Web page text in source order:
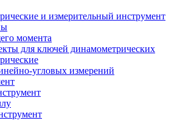
и измерительный инструмент
момента
для ключей динамометрических
угловых измерений